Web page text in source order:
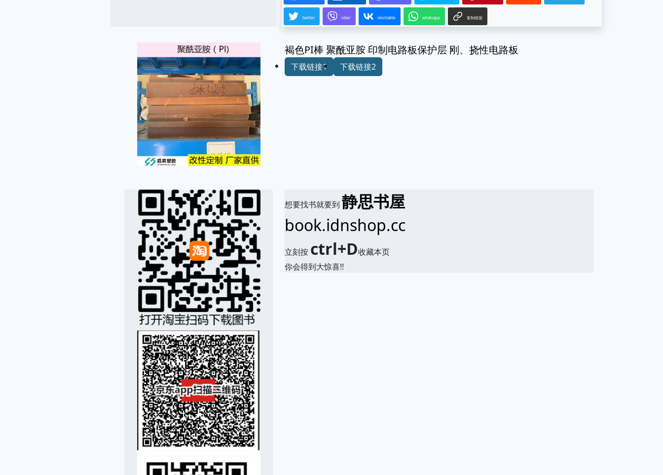
twitter viber vkontakte whatsapp 复制链接
褐色PI棒 聚酰亚胺 印制电路板保护层 刚、挠性电路板
下载链接1 下载链接2
想要找书就要到静思书屋
book.idnshop.cc
立刻按 ctrl+D收藏本页
你会得到大惊喜!!